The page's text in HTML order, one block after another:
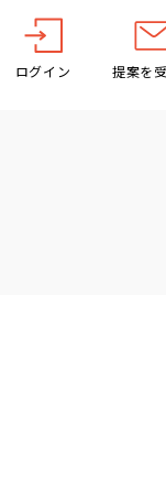
ログイン 提案を